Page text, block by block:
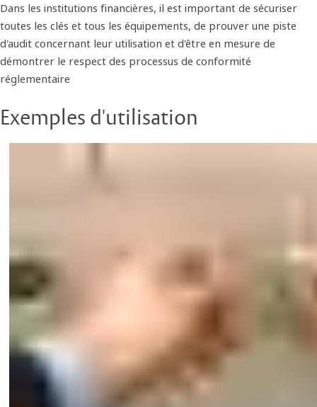
Dans les institutions financières, il est important de sécuriser
toutes les clés et tous les équipements, de prouver une piste
d'audit concernant leur utilisation et d'être en mesure de
démontrer le respect des processus de conformité
réglementaire
Exemples d'utilisation